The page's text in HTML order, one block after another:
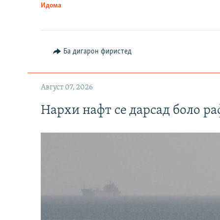
Идома
Ба дигарон фиристед
Август 07, 2026
Нархи нафт се дарсад боло